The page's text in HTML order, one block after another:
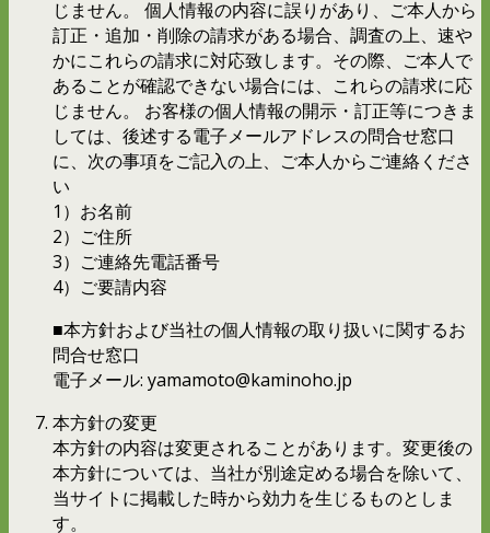
じません。 個人情報の内容に誤りがあり、ご本人から
訂正・追加・削除の請求がある場合、調査の上、速や
かにこれらの請求に対応致します。その際、ご本人で
あることが確認できない場合には、これらの請求に応
じません。 お客様の個人情報の開示・訂正等につきま
しては、後述する電子メールアドレスの問合せ窓口
に、次の事項をご記入の上、ご本人からご連絡くださ
い
1）お名前
2）ご住所
3）ご連絡先電話番号
4）ご要請内容
■本方針および当社の個人情報の取り扱いに関するお
問合せ窓口
電子メール: yamamoto@kaminoho.jp
本方針の変更
本方針の内容は変更されることがあります。変更後の
本方針については、当社が別途定める場合を除いて、
当サイトに掲載した時から効力を生じるものとしま
す。